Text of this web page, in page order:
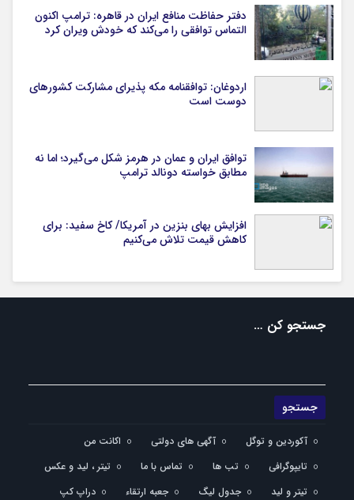
دفتر حفاظت منافع ایران در قاهره: ترامپ اکنون
التماس توافقی را می‌کند که خودش ویران کرد
اردوغان: توافقنامه مکه پذیرای مشارکت کشورهای
دوست است
توافق ایران و عمان در هرمز شکل می‌گیرد؛ اما نه
مطابق خواسته دونالد ترامپ
افزایش بهای بنزین در آمریکا/ کاخ سفید: برای
کاهش قیمت تلاش می‌کنیم
جستجو کن …
آکوردین و توگل آگهی های دولتی
اکانت من
تایپوگرافی
تب ها تماس با ما
تیتر ، لید و عکس
تیتر و لید
جدول لیگ جعبه ارتقاء دراپ کپ